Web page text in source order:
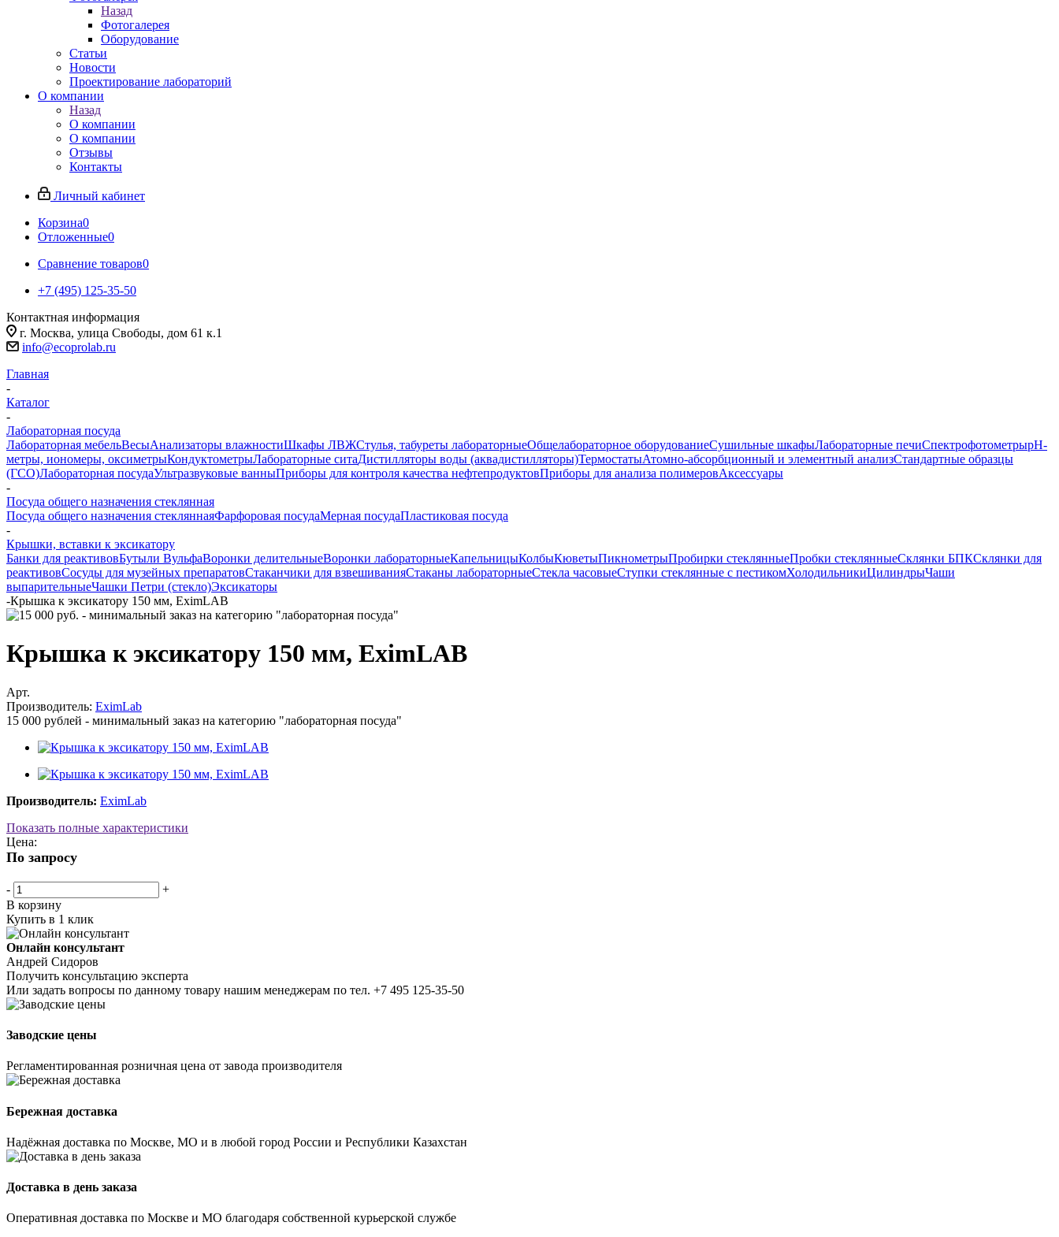
Назад
Фотогалерея
Оборудование
Статьи
Новости
Проектирование лабораторий
О компании
Назад
О компании
О компании
Отзывы
Контакты
Личный кабинет
Корзина0
Отложенные0
Сравнение товаров0
+7 (495) 125-35-50
Контактная информация
г. Москва, улица Свободы, дом 61 к.1
info@ecoprolab.ru
Главная
-
Каталог
-
Лабораторная посуда
Лабораторная мебельВесыАнализаторы влажностиШкафы ЛВЖСтулья, табуреты лабораторныеОбщелабораторное оборудованиеСушильные шкафыЛабораторные печиСпектрофотометрыpH-
метры, иономеры, оксиметрыКондуктометрыЛабораторные ситаДистилляторы воды (аквадистилляторы)ТермостатыАтомно-абсорбционный и элементный анализСтандартные образцы
(ГСО)Лабораторная посудаУльтразвуковые ванныПриборы для контроля качества нефтепродуктовПриборы для анализа полимеровАксессуары
-
Посуда общего назначения стеклянная
Посуда общего назначения стекляннаяФарфоровая посудаМерная посудаПластиковая посуда
-
Крышки, вставки к эксикатору
Банки для реактивовБутыли ВульфаВоронки делительныеВоронки лабораторныеКапельницыКолбыКюветыПикнометрыПробирки стеклянныеПробки стеклянныеСклянки БПКСклянки для
реактивовСосуды для музейных препаратовСтаканчики для взвешиванияСтаканы лабораторныеСтекла часовыеСтупки стеклянные с пестикомХолодильникиЦилиндрыЧаши
выпарительныеЧашки Петри (стекло)Эксикаторы
-Крышка к эксикатору 150 мм, EximLAB
Крышка к эксикатору 150 мм, EximLAB
Арт.
Производитель: EximLab
15 000 рублей - минимальный заказ на категорию "лабораторная посуда"
Производитель: EximLab
Показать полные характеристики
Цена:
По запросу
-
+
В корзину
Купить в 1 клик
Онлайн консультант
Андрей Сидоров
Получить консультацию эксперта
Или задать вопросы по данному товару нашим менеджерам по тел. +7 495 125-35-50
Заводские цены
Регламентированная розничная цена от завода производителя
Бережная доставка
Надёжная доставка по Москве, МО и в любой город России и Республики Казахстан
Доставка в день заказа
Оперативная доставка по Москве и МО благодаря собственной курьерской службе